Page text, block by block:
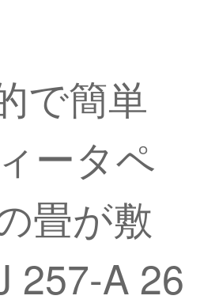
で簡単
ータペ
畳が敷
257-A 26